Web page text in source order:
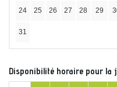
24 25 26 27 28 29
31
Disponibilité horaire pour la